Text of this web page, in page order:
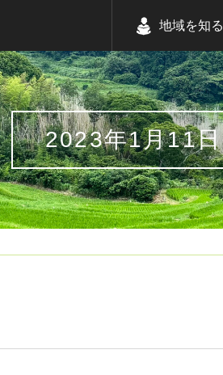
地域を知る
2023年1月11日